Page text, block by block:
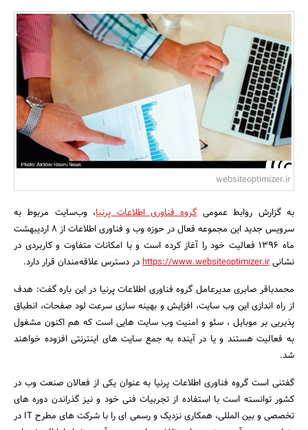
بانک، بیمه و سرمایه
مسکن و ساختمان
جستجو
websiteoptimizer.ir
به گزارش روابط عمومیگروه فناوری اطلاعات پرنیا، وب‌سایت مربوط به
سرویس جدید این مجموعه فعال در حوزه وب و فناوری اطلاعات از 8 اردیبهشت
ماه 1396 فعالیت خود را آغاز کرده است و با امکانات متفاوت و کاربردی در
نشانیhttps://www.websiteoptimizer.irدر دسترس علاقه‌مندان قرار دارد.
محمدباقر صابری مدیرعامل گروه فناوری اطلاعات پرنیا در این باره گفت: هدف
از راه اندازی این وب سایت، افزایش و بهینه سازی سرعت لود صفحات، انطباق
پذیریی بر موبایل ، سئو و امنیت وب سایت هایی است که هم اکنون مشغول
به فعالیت هستند و یا در آینده به جمع سایت های اینترنتی افزوده خواهند
شد.
گفتنی است گروه فناوری اطلاعات پرنیا به عنوان یکی از فعالان صنعت وب در
کشور توانسته است با استفاده از تجربیات فنی خود و نیز گذراندن دوره های
تخصصی و بین المللی، همکاری نزدیک و رسمی ای را با شرکت های مطرح IT در